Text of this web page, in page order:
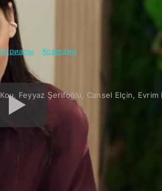
Комедии
Feyyaz Şerifoğlu, Cansel Elçin, Evrim